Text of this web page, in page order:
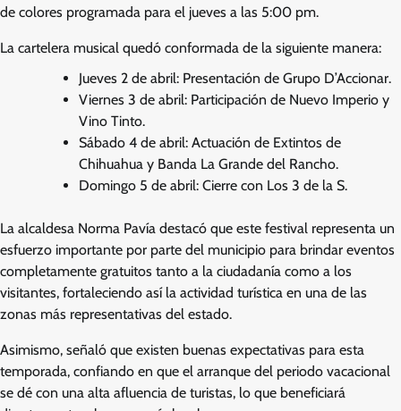
de colores programada para el jueves a las 5:00 pm.
La cartelera musical quedó conformada de la siguiente manera:
Jueves 2 de abril: Presentación de Grupo D’Accionar.
Viernes 3 de abril: Participación de Nuevo Imperio y
Vino Tinto.
Sábado 4 de abril: Actuación de Extintos de
Chihuahua y Banda La Grande del Rancho.
Domingo 5 de abril: Cierre con Los 3 de la S.
La alcaldesa Norma Pavía destacó que este festival representa un
esfuerzo importante por parte del municipio para brindar eventos
completamente gratuitos tanto a la ciudadanía como a los
visitantes, fortaleciendo así la actividad turística en una de las
zonas más representativas del estado.
Asimismo, señaló que existen buenas expectativas para esta
temporada, confiando en que el arranque del periodo vacacional
se dé con una alta afluencia de turistas, lo que beneficiará